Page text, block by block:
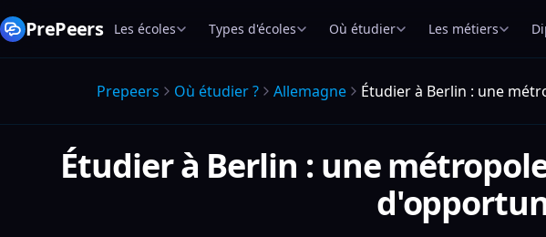
PrePeers Les écoles Types d'écoles Où étudier Les métiers
Prepeers Où étudier ? Allemagne Étudier à Berlin : une
Étudier à Berlin : une